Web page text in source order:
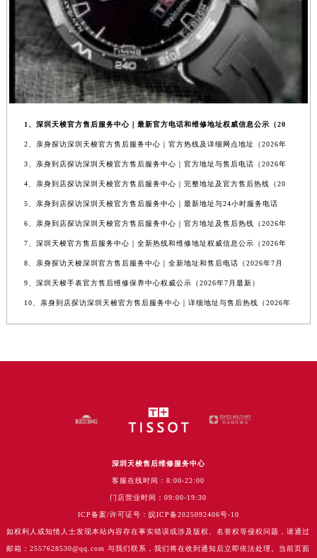
1、深圳天梭官方售后服务中心｜最新官方电话和维修地址权威信息公示（20
2、亲身探访深圳天梭官方售后服务中心｜官方热线及详细网点地址（2026年
3、亲身到店探访深圳天梭官方售后服务中心｜官方地址与售后电话（2026年
4、亲身到店探访深圳天梭官方售后服务中心｜完整地址及官方售后热线（20
5、亲身到店探访深圳天梭官方售后服务中心｜最新地址与24小时服务电话
6、亲身到店探访深圳天梭官方售后服务中心｜官方地址及售后热线（2026年
7、深圳天梭官方售后服务中心｜全新热线和维修地址权威信息公示（2026年
8、亲身探访天梭深圳官方售后服务中心｜全新地址和售后电话（2026年7月
9、深圳天梭手表官方售后维修保养中心权威公示（2026年7月最新）
10、亲身到店探访深圳天梭官方售后服务中心｜详细地址与售后热线（2026年
深圳天梭售后维修服务中心
客服在线时间：8:00-22:00
门店营业时间：09:00-19:30
ICP备案/许可证号：皖ICP备2025092406号-10
如权利人或知情人士发现本站内容存在事实错误或涉及版权、名誉权等侵权问题，请通过
邮箱：2557628530@qq.com 与我们联系，我们将在收到通知后立即依法处理。当前页面